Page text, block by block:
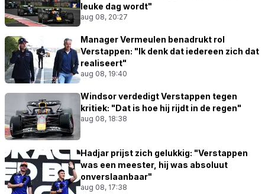
leuke dag wordt"
aug 08, 20:27
Manager Vermeulen benadrukt rol
Verstappen: "Ik denk dat iedereen zich dat
realiseert"
aug 08, 19:40
Windsor verdedigt Verstappen tegen
kritiek: "Dat is hoe hij rijdt in de regen"
aug 08, 18:38
Hadjar prijst zich gelukkig: "Verstappen
was een meester, hij was absoluut
onverslaanbaar"
aug 08, 17:38